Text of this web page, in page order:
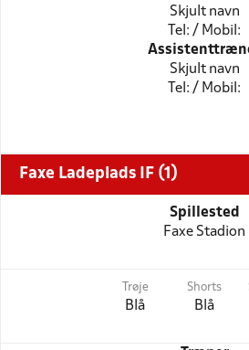
Skjult navn
Tel: / Mobil:
Skjult navn
Tel: / Mobil:
Faxe Ladeplads IF (1)
Spillested
Faxe Stadion
Trøje
Blå
Shorts
Blå